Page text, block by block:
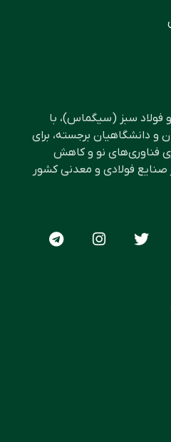
سبز (سیگماس)، با
و دانشگاهیان برجسته، برای
فناوری‌های نو و کاهش
صنایع فولادی و معدنی کشور